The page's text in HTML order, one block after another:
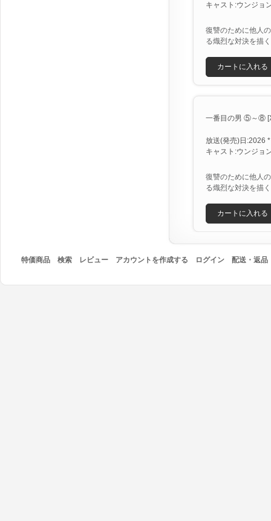
キャスト:ウンジョ
復讐のために他人
る熾烈な対決を描
カートに入れる
一番目の男 ⑤～⑧
放送(発売)日:2026
キャスト:ウンジョ
復讐のために他人
る熾烈な対決を描
カートに入れる
特価商品 検索 レビュー アカウントを作成する ログイン 配送・返品